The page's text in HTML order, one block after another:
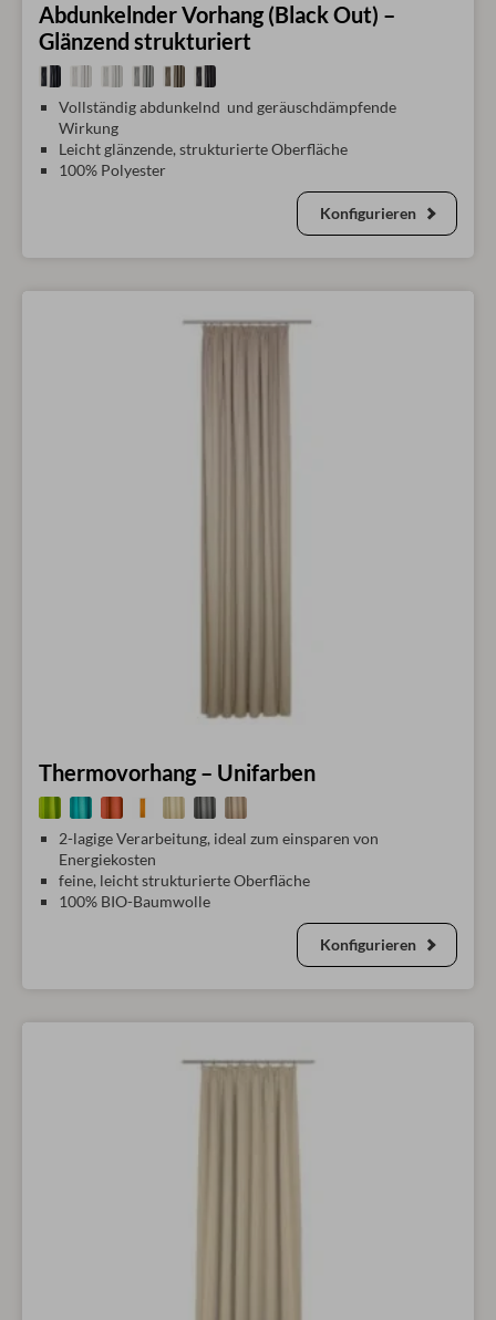
Abdunkelnder Vorhang (Black Out) –
Glänzend strukturiert
Vollständig abdunkelnd und geräuschdämpfende
Wirkung
Leicht glänzende, strukturierte Oberfläche
100% Polyester
Thermovorhang – Unifarben
2-lagige Verarbeitung, ideal zum einsparen von
Energiekosten
feine, leicht strukturierte Oberfläche
100% BIO-Baumwolle